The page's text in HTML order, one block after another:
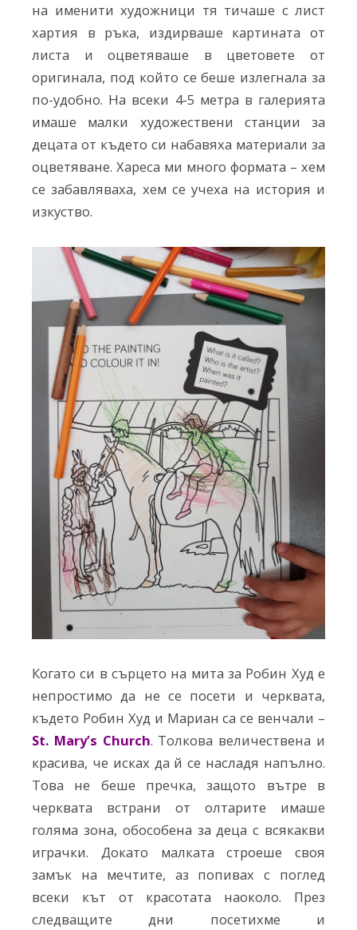
на именити художници тя тичаше с лист
хартия в ръка, издирваше картината от
листа и оцветяваше в цветовете от
оригинала, под който се беше излегнала за
по-удобно. На всеки 4-5 метра в галерията
имаше малки художествени станции за
децата от където си набавяха материали за
оцветяване. Хареса ми много формата – хем
се забавляваха, хем се учеха на история и
изкуство.
Когато си в сърцето на мита за Робин Худ е
непростимо да не се посети и черквата,
където Робин Худ и Мариан са се венчали –
St. Mary’s Church. Толкова величествена и
красива, че исках да й се насладя напълно.
Това не беше пречка, защото вътре в
черквата встрани от олтарите имаше
голяма зона, обособена за деца с всякакви
играчки. Докато малката строеше своя
замък на мечтите, аз попивах с поглед
всеки кът от красотата наоколо. През
следващите дни посетихме и